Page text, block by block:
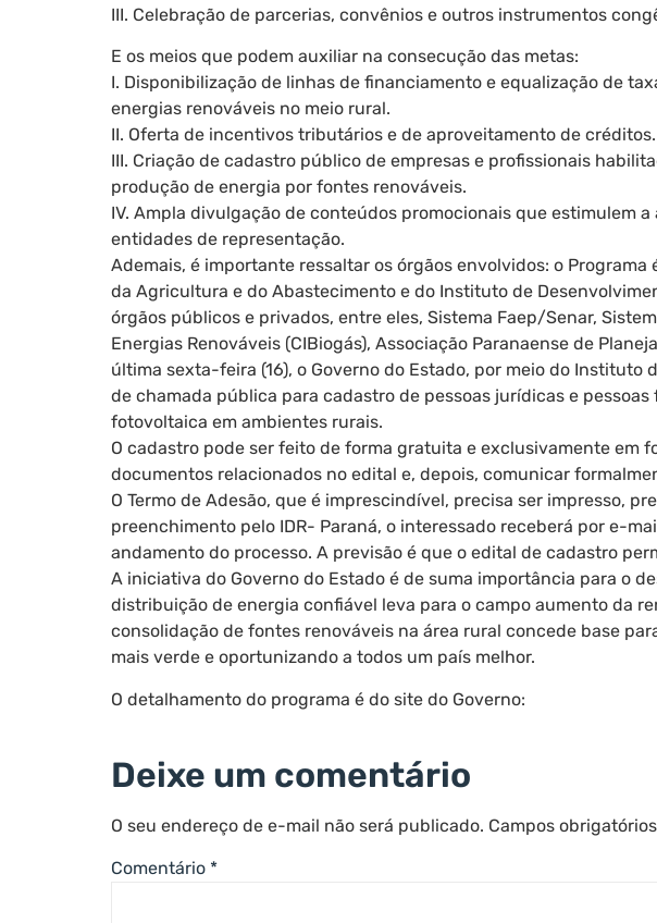
III. Celebração de parcerias, convênios e outros instrumentos
E os meios que podem auxiliar na consecução das metas:
I. Disponibilização de linhas de financiamento e equalização de
energias renováveis no meio rural.
II. Oferta de incentivos tributários e de aproveitamento de créditos.
III. Criação de cadastro público de empresas e profissionais
produção de energia por fontes renováveis.
IV. Ampla divulgação de conteúdos promocionais que estimulem
entidades de representação.
Ademais, é importante ressaltar os órgãos envolvidos: o
da Agricultura e do Abastecimento e do Instituto de
órgãos públicos e privados, entre eles, Sistema Faep/Senar,
Energias Renováveis (CIBiogás), Associação Paranaense de
última sexta-feira (16), o Governo do Estado, por meio do
de chamada pública para cadastro de pessoas jurídicas e
fotovoltaica em ambientes rurais.
O cadastro pode ser feito de forma gratuita e exclusivamente em
documentos relacionados no edital e, depois, comunicar
O Termo de Adesão, que é imprescindível, precisa ser impresso,
preenchimento pelo IDR- Paraná, o interessado receberá por e-
andamento do processo. A previsão é que o edital de cadastro
A iniciativa do Governo do Estado é de suma importância para o
distribuição de energia confiável leva para o campo aumento da
consolidação de fontes renováveis na área rural concede base
mais verde e oportunizando a todos um país melhor.
O detalhamento do programa é do site do Governo:
Deixe um comentário
O seu endereço de e-mail não será publicado. Campos
Comentário *